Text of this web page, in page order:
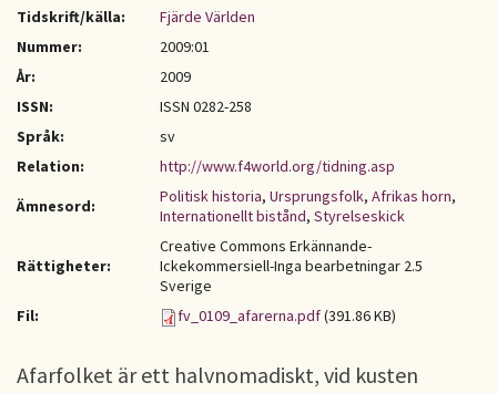
Tidskrift/källa:
Fjärde Världen
Nummer:
2009:01
År:
2009
ISSN:
ISSN 0282-258
Språk:
sv
Relation:
http://www.f4world.org/tidning.asp
Ämnesord:
Politisk historia, Ursprungsfolk, Afrikas horn,
Internationellt bistånd, Styrelseskick
Rättigheter:
Creative Commons Erkännande-
Ickekommersiell-Inga bearbetningar 2.5
Sverige
Fil:
fv_0109_afarerna.pdf(391.86 KB)
Afarfolket är ett halvnomadiskt, vid kusten